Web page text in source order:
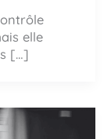
elle
[…]